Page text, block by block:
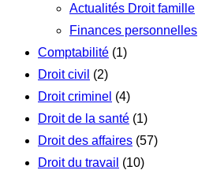
Actualités Droit famille
Finances personnelles
Comptabilité (1)
Droit civil (2)
Droit criminel (4)
Droit de la santé (1)
Droit des affaires (57)
Droit du travail (10)